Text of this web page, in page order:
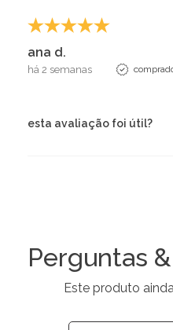
ana d.
há 2 semanas
esta avaliação foi útil?
Perguntas
Este produto